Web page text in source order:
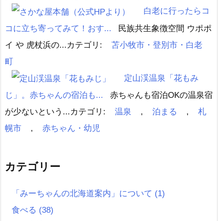
白老に行ったらコ
コに立ち寄ってみて！おす...
民族共生象徴空間 ウポポ
イ や 虎杖浜の...カテゴリ:
苫小牧市・登別市・白老
町
定山渓温泉「花もみ
じ」。赤ちゃんの宿泊も...
赤ちゃんも宿泊OKの温泉宿
が少ないという...カテゴリ: 温泉 , 泊まる ,
札
幌市
, 赤ちゃん・幼児
カテゴリー
「みーちゃんの北海道案内」について (1)
食べる (38)